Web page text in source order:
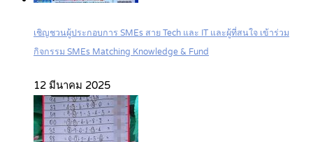
เชิญชวนผู้ประกอบการ SMEs สาย Tech และ IT และผู้ที่สนใจ เข้าร่วม
กิจกรรม SMEs Matching Knowledge & Fund
12 มีนาคม 2025